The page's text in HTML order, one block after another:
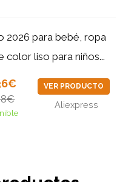
2026 para bebé, ropa
color liso para niños...
VER PRODUCTO
Aliexpress